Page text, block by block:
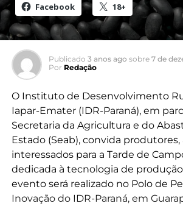
Facebook 18+
Publicado 3 anos ago sobre 7 de
Por Redação
O Instituto de Desenvolvimento
Iapar-Emater (IDR-Paraná), em
Secretaria da Agricultura e do
Estado (Seab), convida
interessados para a Tarde de
dedicada à tecnologia de produção
evento será realizado no Polo de
Inovação do IDR-Paraná, em